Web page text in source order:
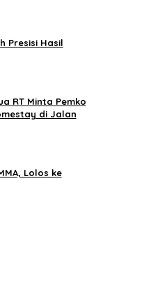
Presisi Hasil
RT Minta Pemko
di Jalan
Lolos ke